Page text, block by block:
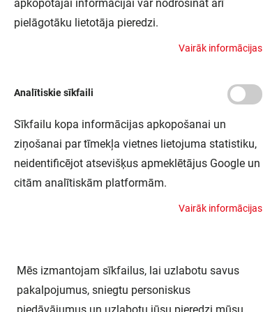
Inform
apkopotajai informācijai var nodrošināt arī
pielāgotāku lietotāja pieredzi.
Vairāk informācijas
Analītiskie sīkfaili
Sīkfailu kopa informācijas apkopošanai un
ziņošanai par tīmekļa vietnes lietojuma statistiku,
neidentificējot atsevišķus apmeklētājus Google un
citām analītiskām platformām.
Vairāk informācijas
Mēs izmantojam sīkfailus, lai uzlabotu savus
pakalpojumus, sniegtu personiskus